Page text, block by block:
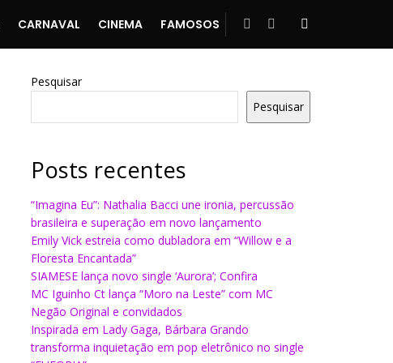
CARNAVAL CINEMA FAMOSOS
Pesquisar
Pesquisar
Posts recentes
“Imagina Eu”: Nathalia Bacci une ironia, percussão
brasileira e superação em novo lançamento
Emily Vick estreia como dubladora em “Willow e a
Floresta Encantada”
SIAMESE lança novo single ‘Aurora’; Confira
MC Iguinho Ct lança “Moro na Leste” com MC
Negão Original e convidados
Inspirada em Lady Gaga, Bárbara Grando
transforma inquietação em pop eletrônico no single